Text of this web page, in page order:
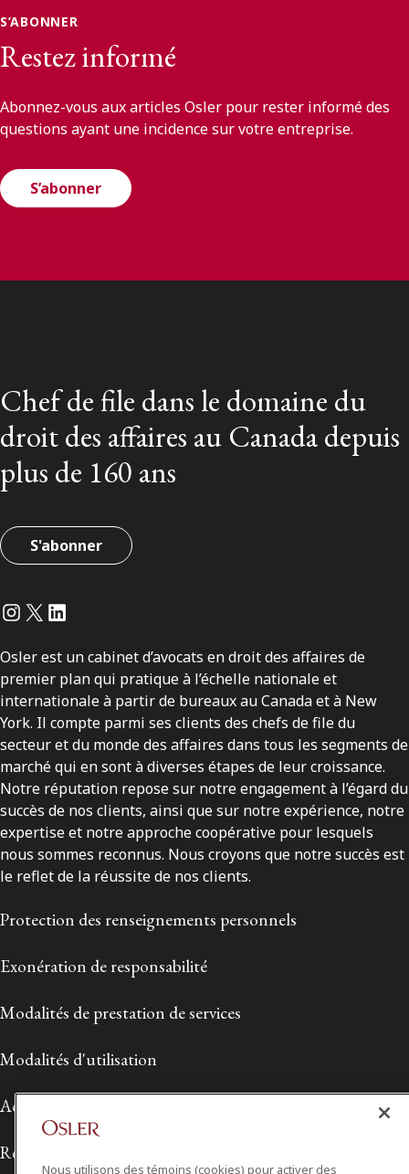
S’ABONNER
Restez informé
Abonnez-vous aux articles Osler pour rester informé des
questions ayant une incidence sur votre entreprise.
S’abonner
Chef de file dans le domaine du
droit des affaires au Canada depuis
plus de 160 ans
S'abonner
Instagram
Twitter
LinkedIn
Osler est un cabinet d’avocats en droit des affaires de
premier plan qui pratique à l’échelle nationale et
internationale à partir de bureaux au Canada et à New
York. Il compte parmi ses clients des chefs de file du
secteur et du monde des affaires dans tous les segments de
marché qui en sont à diverses étapes de leur croissance.
Notre réputation repose sur notre engagement à l’égard du
succès de nos clients, ainsi que sur notre expérience, notre
expertise et notre approche coopérative pour lesquels
nous sommes reconnus. Nous croyons que notre succès est
le reflet de la réussite de nos clients.
Protection des renseignements personnels
Exonération de responsabilité
Modalités de prestation de services
Modalités d'utilisation
Accessibilité
Relations avec les médias
Nous utilisons des témoins (cookies) pour activer des